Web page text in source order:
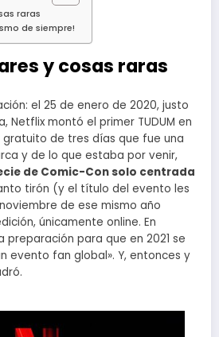
raras
de siempre!
y cosas raras
el 25 de enero de 2020, justo
Netflix montó el primer TUDUM en
gratuito de tres días que fue una
y de lo que estaba por venir,
de Comic-Con solo centrada
tirón (y el título del evento les
de ese mismo año
únicamente online. En
para que en 2021 se
evento fan global». Y, entonces y